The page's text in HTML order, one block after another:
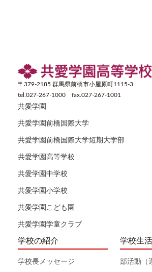
〒379-2185 群馬県前橋市小屋原町1115-3
tel.027-267-1000 fax.027-267-1001
共愛学園
共愛学園前橋国際大学
共愛学園前橋国際大学短期大学部
共愛学園高等学校
共愛学園中学校
共愛学園小学校
共愛学園こども園
共愛学園学童クラブ
学校の紹介
学校長メッセージ
学校生活
部活動（